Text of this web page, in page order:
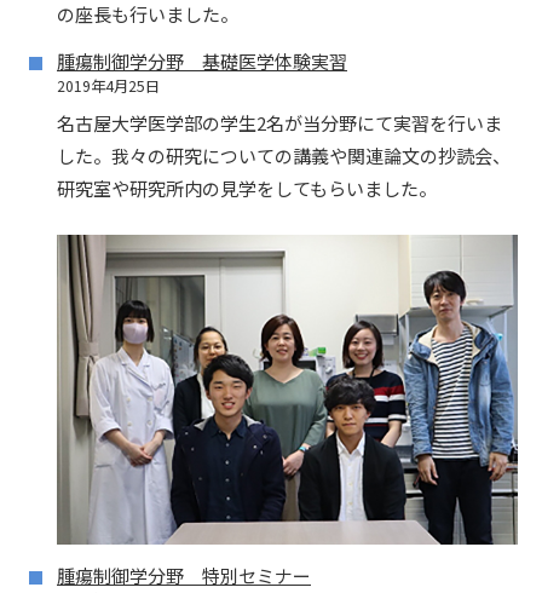
の座長も行いました。
腫瘍制御学分野 基礎医学体験実習
2019年4月25日
名古屋大学医学部の学生2名が当分野にて実習を行いま
した。我々の研究についての講義や関連論文の抄読会、
研究室や研究所内の見学をしてもらいました。
腫瘍制御学分野 特別セミナー